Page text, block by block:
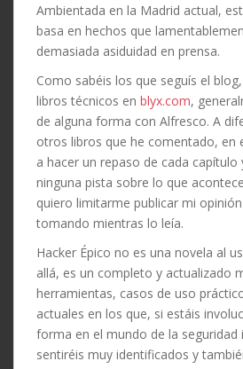
Ambientada en la Madrid actual,
basa en hechos que
demasiada asiduidad en prensa.
Como sabéis los que seguís el
libros técnicos en blyx.com,
de alguna forma con Alfresco. A
otros libros que he comentado, en
a hacer un repaso de cada
ninguna pista sobre lo que
quiero limitarme publicar mi
tomando mientras lo leía.
Hacker Épico no es una novela al
allá, es un completo y actualizado
herramientas, casos de uso
actuales en los que, si estáis
forma en el mundo de la
sentiréis muy identificados y